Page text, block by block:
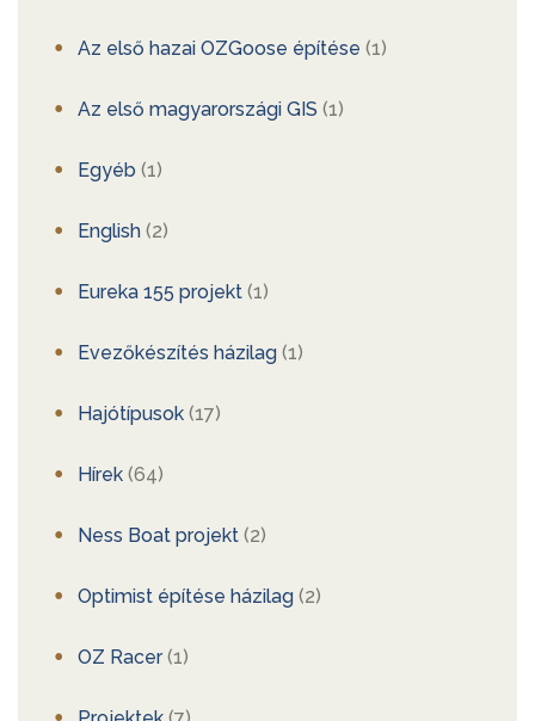
Az első hazai OZGoose építése (1)
Az első magyarországi GIS (1)
Egyéb (1)
English (2)
Eureka 155 projekt (1)
Evezőkészítés házilag (1)
Hajótípusok (17)
Hírek (64)
Ness Boat projekt (2)
Optimist építése házilag (2)
OZ Racer(1)